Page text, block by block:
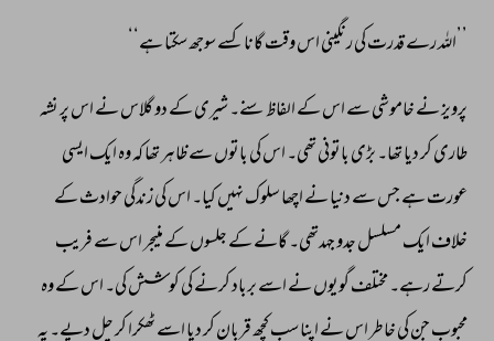
’’اللہ رے قدرت کی رنگینی اس وقت گانا کسے سوجھ سکتا ہے‘‘
پرویز نے خاموشی سے اس کے الفاظ سنے۔ شیری کے دو گلاس نے اس پر نشہ
طاری کر دیا تھا۔ بڑی باتونی تھی۔ اس کی باتوں سے ظاہر تھا کہ وہ ایک ایسی
عورت ہے جس سے دنیا نے اچھا سلوک نہیں کیا۔ اس کی زندگی حوادث کے
خلاف ایک مسلسل جدو جہدتھی۔ گانے کے جلسوں کے منیجر اس سے فریب
کرتے رہے۔ مختلف گویوں نے اسے برباد کرنے کی کوشش کی۔ اس کے وہ
محبوب جن کی خاطر اس نے اپنا سب کچھ قربان کر دیا اسے ٹھکرا کر چل دیے۔ یہ